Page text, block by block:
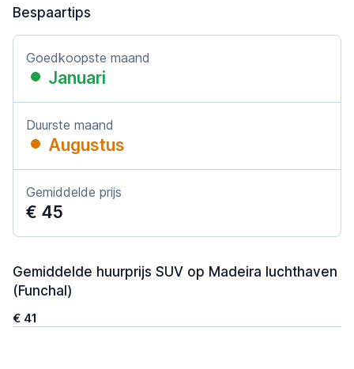
Bespaartips
Goedkoopste maand
Januari
Duurste maand
Augustus
Gemiddelde prijs
€ 45
Gemiddelde huurprijs SUV op Madeira luchthaven
(Funchal)
€ 41